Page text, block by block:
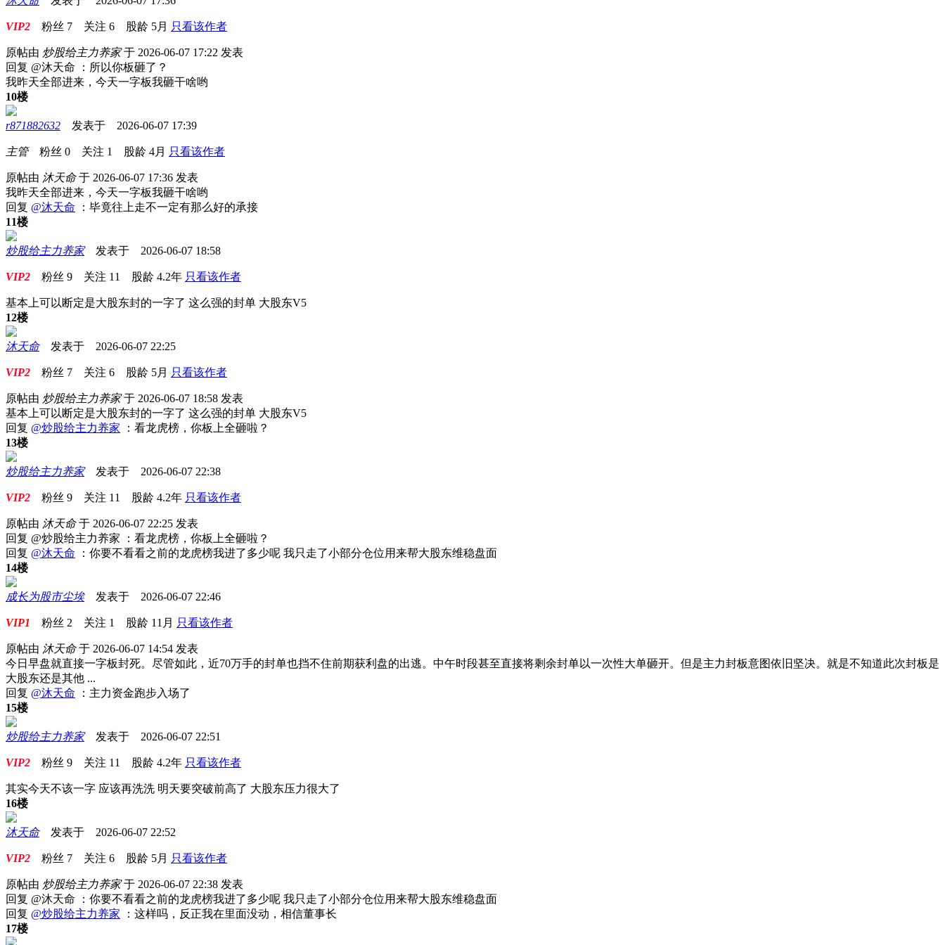
VIP2 粉丝 7 关注 6 股龄 5月 只看该作者
原帖由 炒股给主力养家于 2026-06-07 17:22 发表
回复 @沐天命 ：所以你板砸了？
我昨天全部进来，今天一字板我砸干啥哟
10楼
r871882632 发表于 2026-06-07 17:39
主管粉丝 0 关注 1 股龄 4月 只看该作者
原帖由 沐天命于 2026-06-07 17:36 发表
我昨天全部进来，今天一字板我砸干啥哟
回复 @沐天命 ：毕竟往上走不一定有那么好的承接
11楼
炒股给主力养家发表于 2026-06-07 18:58
VIP2 粉丝 9 关注 11 股龄 4.2年 只看该作者
基本上可以断定是大股东封的一字了 这么强的封单 大股东V5
12楼
沐天命发表于 2026-06-07 22:25
VIP2 粉丝 7 关注 6 股龄 5月 只看该作者
原帖由 炒股给主力养家于 2026-06-07 18:58 发表
基本上可以断定是大股东封的一字了 这么强的封单 大股东V5
回复 @炒股给主力养家 ：看龙虎榜，你板上全砸啦？
13楼
炒股给主力养家发表于 2026-06-07 22:38
VIP2 粉丝 9 关注 11 股龄 4.2年 只看该作者
原帖由 沐天命于 2026-06-07 22:25 发表
回复 @炒股给主力养家 ：看龙虎榜，你板上全砸啦？
回复 @沐天命 ：你要不看看之前的龙虎榜我进了多少呢 我只走了小部分仓位用来帮大股东维稳盘面
14楼
成长为股市尘埃发表于 2026-06-07 22:46
VIP1 粉丝 2 关注 1 股龄 11月 只看该作者
原帖由 沐天命于 2026-06-07 14:54 发表
今日早盘就直接一字板封死。尽管如此，近70万手的封单也挡不住前期获利盘的出逃。中午时段甚至直接将剩余封单以一次性大单砸开。但是主力封板意图依旧坚决。就是不知道此次封板是
大股东还是其他 ...
回复 @沐天命 ：主力资金跑步入场了
15楼
炒股给主力养家发表于 2026-06-07 22:51
VIP2 粉丝 9 关注 11 股龄 4.2年 只看该作者
其实今天不该一字 应该再洗洗 明天要突破前高了 大股东压力很大了
16楼
沐天命发表于 2026-06-07 22:52
VIP2 粉丝 7 关注 6 股龄 5月 只看该作者
原帖由 炒股给主力养家于 2026-06-07 22:38 发表
回复 @沐天命 ：你要不看看之前的龙虎榜我进了多少呢 我只走了小部分仓位用来帮大股东维稳盘面
回复 @炒股给主力养家 ：这样吗，反正我在里面没动，相信董事长
17楼